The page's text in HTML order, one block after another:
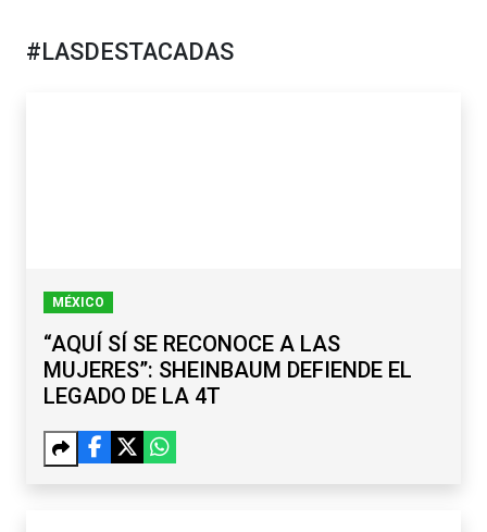
#LASDESTACADAS
MÉXICO
“AQUÍ SÍ SE RECONOCE A LAS
MUJERES”: SHEINBAUM DEFIENDE EL
LEGADO DE LA 4T